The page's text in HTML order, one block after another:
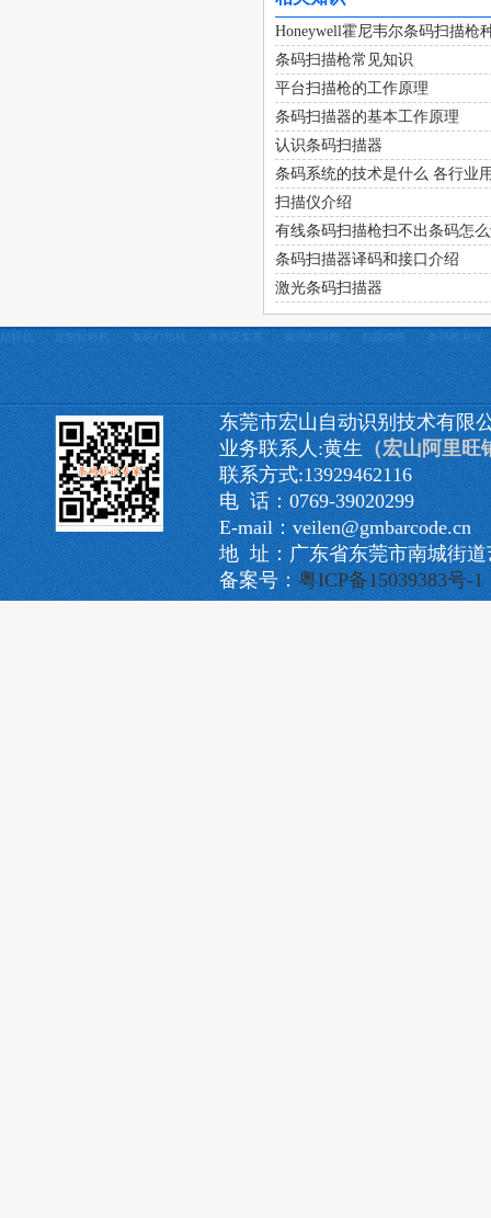
Honeywell霍尼韦尔条码扫描枪
条码扫描枪常见知识
平台扫描枪的工作原理
条码扫描器的基本工作原理
认识条码扫描器
条码系统的技术是什么 各行业
扫描仪介绍
有线条码扫描枪扫不出条码怎
条码扫描器译码和接口介绍
激光条码扫描器
贴标机 定制贴标机 条码打印机 条码采集器 条码扫描枪 扫描模组 条码检测仪
东莞市宏山自动识别技术有限
业务联系人:黄生 （宏山阿里旺
联系方式:13929462116
电 话：0769-39020299
E-mail：veilen@gmbarcode.cn
地 址：广东省东莞市南城街
备案号： 粤ICP备15039383号-1